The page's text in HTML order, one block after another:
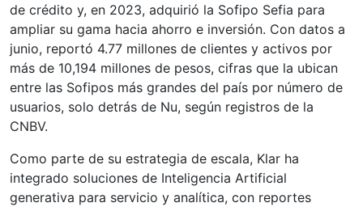
de crédito y, en 2023, adquirió la Sofipo Sefia para
ampliar su gama hacia ahorro e inversión. Con datos a
junio, reportó 4.77 millones de clientes y activos por
más de 10,194 millones de pesos, cifras que la ubican
entre las Sofipos más grandes del país por número de
usuarios, solo detrás de Nu, según registros de la
CNBV.
Como parte de su estrategia de escala, Klar ha
integrado soluciones de Inteligencia Artificial
generativa para servicio y analítica, con reportes